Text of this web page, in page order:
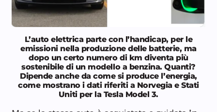
L’auto elettrica parte con l’handicap, per le
emissioni nella produzione delle batterie, ma
dopo un certo numero di km diventa più
sostenibile di un modello a benzina. Quanti?
Dipende anche da come si produce l’energia,
come mostrano i dati riferiti a Norvegia e Stati
Uniti per la Tesla Model 3.